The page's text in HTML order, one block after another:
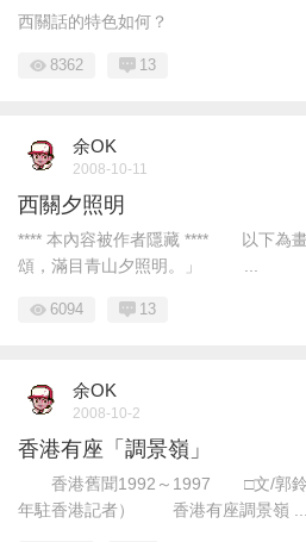
西關話的特色如何？
8362 13
余OK
2008-10-11
西關夕照明
**** 本內容被作者隱藏 **** 以下
頌，滿目青山夕照明。」 ...
6094 13
余OK
2008-10-2
香港有座「調景嶺」
香港舊聞1992～1997 □文/郭鈴
年駐香港記者） 香港有座調景嶺 ...